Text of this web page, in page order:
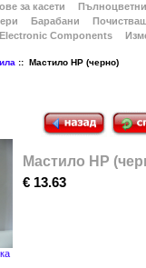
за касети
Барабани
Electronic Components
:: Мастило HP (черно)
Мастило HP
€ 13.63